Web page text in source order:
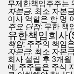
무제한책임주주는
자본금. 최소 자본
이사 역할은 한 명
주요 단점: 무한 책
유한책임회사
책임: 주주의 책임
자본금: 최소 자본
회사 설립 후 3개
에, 주주들은 주식